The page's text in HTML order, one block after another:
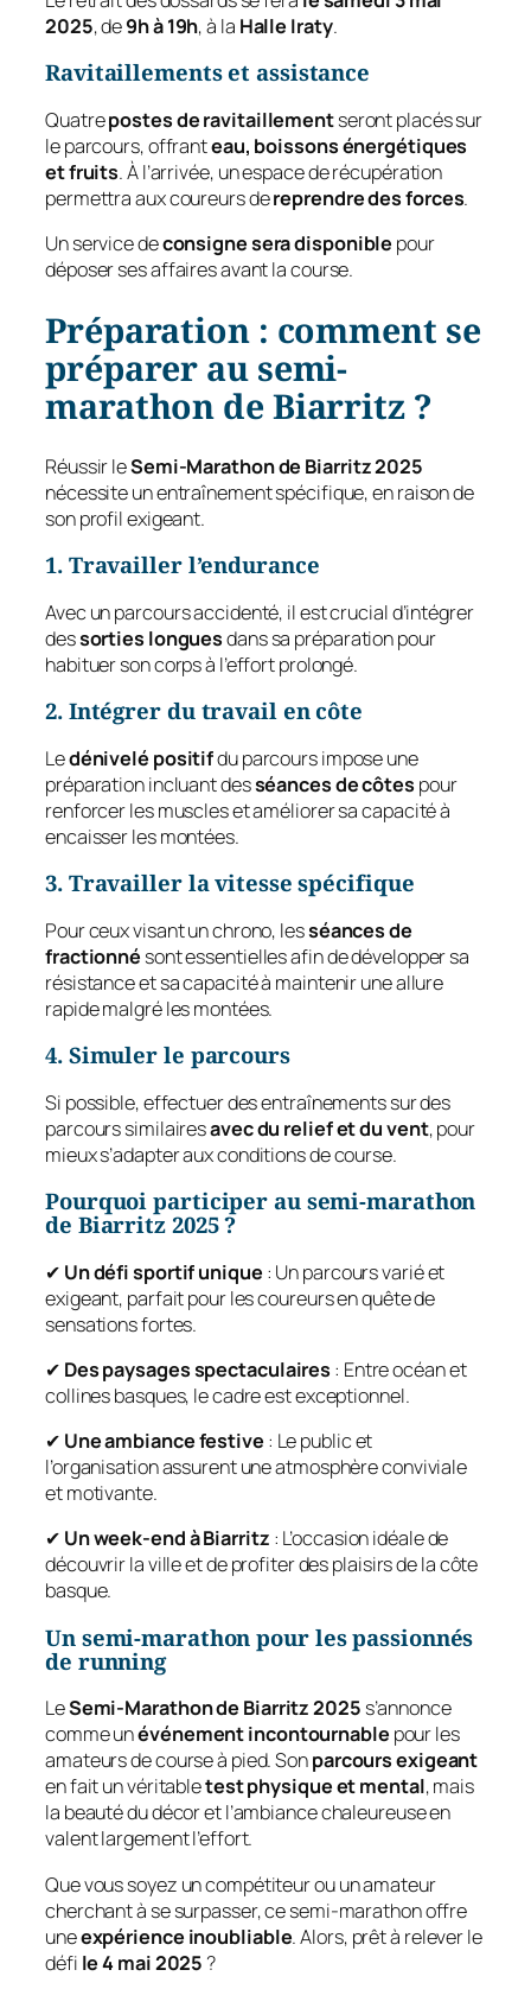
2025, de9h à 19h, à la Halle Iraty.
Ravitaillements et assistance
Quatrepostes de ravitaillementseront placés sur
le parcours, offranteau, boissons énergétiques
et fruits. À l’arrivée, un espace de récupération
permettra aux coureurs dereprendre des forces.
Un service deconsigne sera disponible pour
déposer ses affaires avant la course.
Préparation : comment se
préparer au semi-
marathon de Biarritz ?
Réussir leSemi-Marathon de Biarritz 2025
nécessite un entraînement spécifique, en raison de
son profil exigeant.
1. Travailler l’endurance
Avec un parcours accidenté, il est crucial d’intégrer
dessorties longuesdans sa préparation pour
habituer son corps à l’effort prolongé.
2. Intégrer du travail en côte
Ledénivelé positifdu parcours impose une
préparation incluant desséances de côtes pour
renforcer les muscles et améliorer sa capacité à
encaisser les montées.
3. Travailler la vitesse spécifique
Pour ceux visant un chrono, lesséances de
fractionné sont essentielles afin de développer sa
résistance et sa capacité à maintenir une allure
rapide malgré les montées.
4. Simuler le parcours
Si possible, effectuer des entraînements sur des
parcours similairesavec du relief et du vent, pour
mieux s’adapter aux conditions de course.
Pourquoi participer au semi-marathon
de Biarritz 2025 ?
✔ Un défi sportif unique : Un parcours varié et
exigeant, parfait pour les coureurs en quête de
sensations fortes.
✔ Des paysages spectaculaires : Entre océan et
collines basques, le cadre est exceptionnel.
✔ Une ambiance festive : Le public et
l’organisation assurent une atmosphère conviviale
et motivante.
✔ Un week-end à Biarritz : L’occasion idéale de
découvrir la ville et de profiter des plaisirs de la côte
basque.
Un semi-marathon pour les passionnés
de running
LeSemi-Marathon de Biarritz 2025 s’annonce
comme unévénement incontournable pour les
amateurs de course à pied. Sonparcours exigeant
en fait un véritabletest physique et mental, mais
la beauté du décor et l’ambiance chaleureuse en
valent largement l’effort.
Que vous soyez un compétiteur ou un amateur
cherchant à se surpasser, ce semi-marathon offre
uneexpérience inoubliable. Alors, prêt à relever le
défi le 4 mai 2025 ?